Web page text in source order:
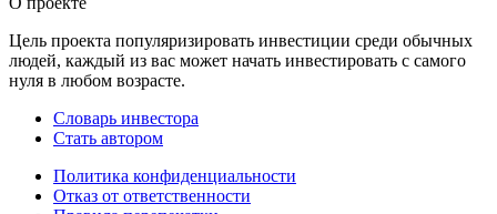
Цель проекта популяризировать инвестиции среди обычных
людей, каждый из вас может начать инвестировать с самого
нуля в любом возрасте.
Словарь инвестора
Стать автором
Политика конфиденциальности
Отказ от ответственности